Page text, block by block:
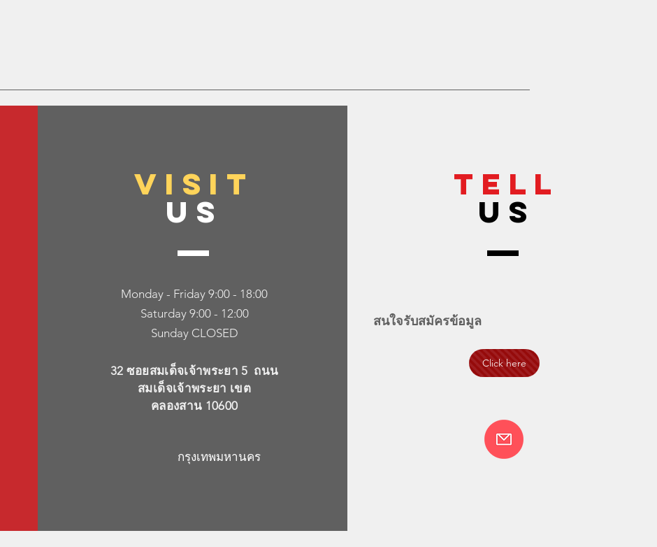
VISIT
US
Monday - Friday 9:00 - 18:00
Saturday 9:00 - 12:00
Sunday CLOSED
32 ซอยสมเด็จเจ้าพระยา 5 ถนน
สมเด็จเจ้าพระยา เขต
คลองสาน 10600
กรุงเทพมหานคร
TELL
US
Click here
สนใจรับสมัครข้อมูล